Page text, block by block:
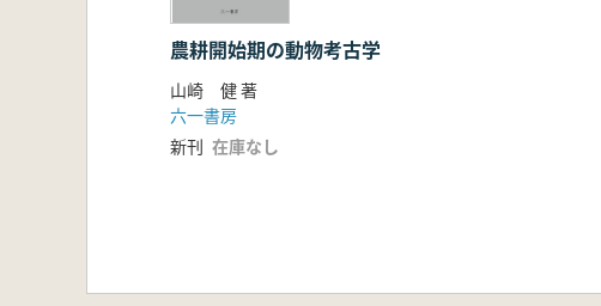
農耕開始期の動物考古学
山崎 健 著
六一書房
新刊 在庫なし